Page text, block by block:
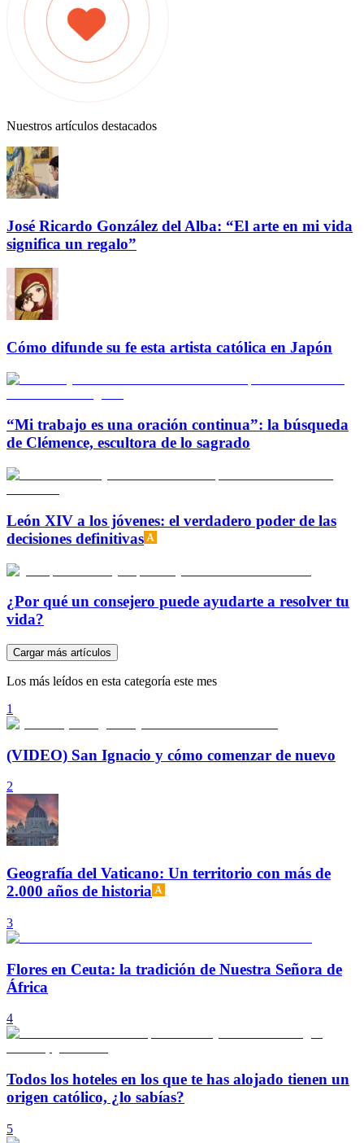
Nuestros artículos destacados
José Ricardo González del Alba: “El arte en mi vida
significa un regalo”
Cómo difunde su fe esta artista católica en Japón
“Mi trabajo es una oración continua”: la búsqueda
de Clémence, escultora de lo sagrado
León XIV a los jóvenes: el verdadero poder de las
decisiones definitivas
¿Por qué un consejero puede ayudarte a resolver tu
vida?
Cargar más artículos
Los más leídos en esta categoría este mes
1
(VIDEO) San Ignacio y cómo comenzar de nuevo
2
Geografía del Vaticano: Un territorio con más de
2.000 años de historia
3
Flores en Ceuta: la tradición de Nuestra Señora de
África
4
Todos los hoteles en los que te has alojado tienen un
origen católico, ¿lo sabías?
5